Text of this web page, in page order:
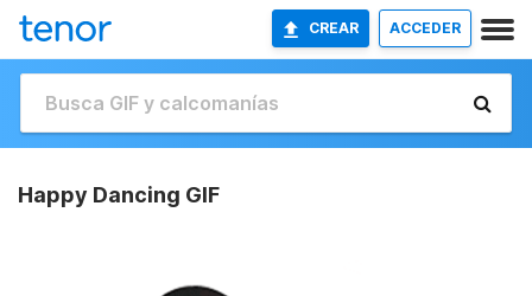
CREAR ACCEDER
Happy Dancing GIF